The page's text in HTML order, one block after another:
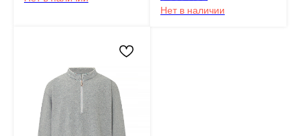
Нет в наличии